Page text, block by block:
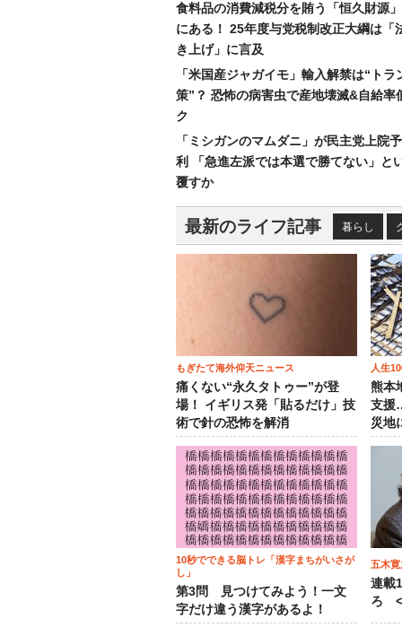
食料品の消費減税分を賄う「恒久財源
にある！ 25年度与党税制改正大綱は「
き上げ」に言及
「米国産ジャガイモ」輸入解禁は“トラ
策”？ 恐怖の病害虫で産地壊滅&自給率
ク
「ミシガンのマムダニ」が民主党上院
利 「急進左派では本選で勝てない」と
覆すか
最新のライフ記事 暮らし
もぎたて海外仰天ニュース
痛くない“永久タトゥー”が登
場！ イギリス発「貼るだけ」技
術で針の恐怖を解消
人生
熊本
支援
災地
10秒でできる脳トレ「漢字まちがいさが
し」
第3問 見つけてみよう！一文
字だけ違う漢字があるよ！
五木
連載
ろ